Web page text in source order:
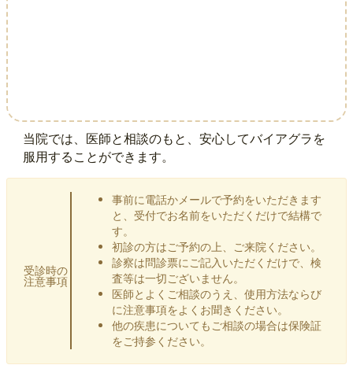
当院では、医師と相談のもと、安心してバイアグラを
服用することができます。
受診時の
注意事項
事前に電話かメールで予約をいただきます
と、受付でお名前をいただくだけで結構で
す。
初診の方はご予約の上、ご来院ください。
診察は問診票にご記入いただくだけで、検
査等は一切ございません。
医師とよくご相談のうえ、使用方法ならび
に注意事項をよくお聞きください。
他の疾患についてもご相談の場合は保険証
をご持参ください。